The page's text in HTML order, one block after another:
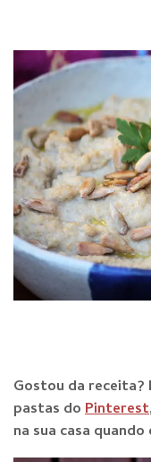
Gostou da receita?
pastas doPinterest
na sua casa quando